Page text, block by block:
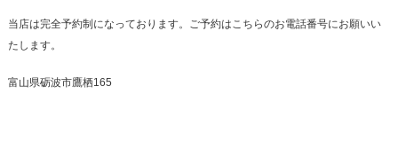
当店は完全予約制になっております。ご予約はこちらのお電話番号にお願いい
たします。
富山県砺波市鷹栖165